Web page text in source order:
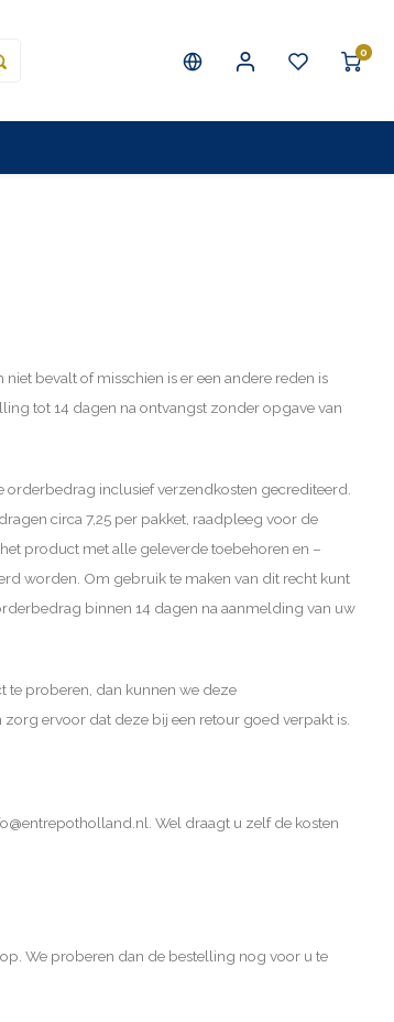
0
bevalt of misschien is er een andere reden is
tot 14 dagen na ontvangst zonder opgave van
inclusief verzendkosten gecrediteerd.
circa 7,25 per pakket, raadpleeg voor de
product met alle geleverde toebehoren en –
worden. Om gebruik te maken van dit recht kunt
binnen 14 dagen na aanmelding van uw
proberen, dan kunnen we deze
ervoor dat deze bij een retour goed verpakt is.
. Wel draagt u zelf de kosten
We proberen dan de bestelling nog voor u te